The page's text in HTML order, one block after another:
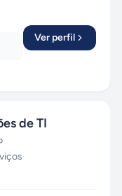
Ver perfil
de TI
·